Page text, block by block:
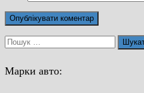
Пошук:
Марки авто: